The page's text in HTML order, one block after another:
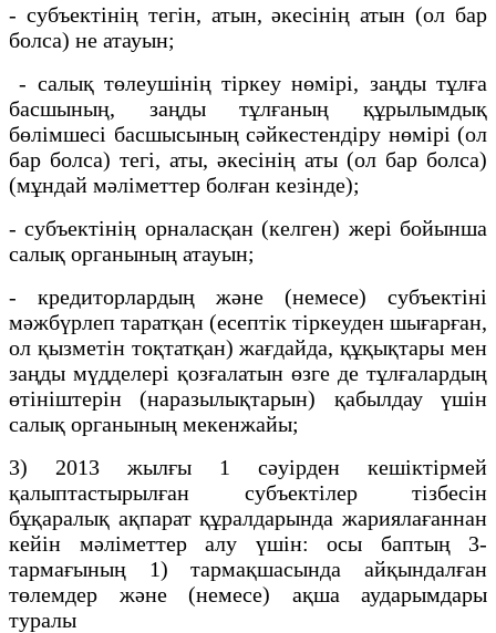
- субъектінің тегiн, атын, әкесiнiң атын (ол бар
болса) не атауын;
- салық төлеушiнiң тiркеу нөмiрi, заңды тұлға
басшының, заңды тұлғаның құрылымдық
бөлімшесі басшысының сәйкестендiру нөмiрi (ол
бар болса) тегi, аты, әкесiнiң аты (ол бар болса)
(мұндай мәліметтер болған кезінде);
- субъектінің орналасқан (келген) жері бойынша
салық органының атауын;
- кредиторлардың және (немесе) субъектіні
мәжбүрлеп таратқан (есептiк тiркеуден шығарған,
ол қызметін тоқтатқан) жағдайда, құқықтары мен
заңды мүдделерi қозғалатын өзге де тұлғалардың
өтiнiштерiн (наразылықтарын) қабылдау үшін
салық органының мекенжайы;
3) 2013 жылғы 1 сәуірден кешіктірмей
қалыптастырылған субъектілер тiзбесiн
бұқаралық ақпарат құралдарында жариялағаннан
кейін мәліметтер алу үшін: осы баптың 3-
тармағының 1) тармақшасында айқындалған
төлемдер және (немесе) ақша аударымдары
туралы